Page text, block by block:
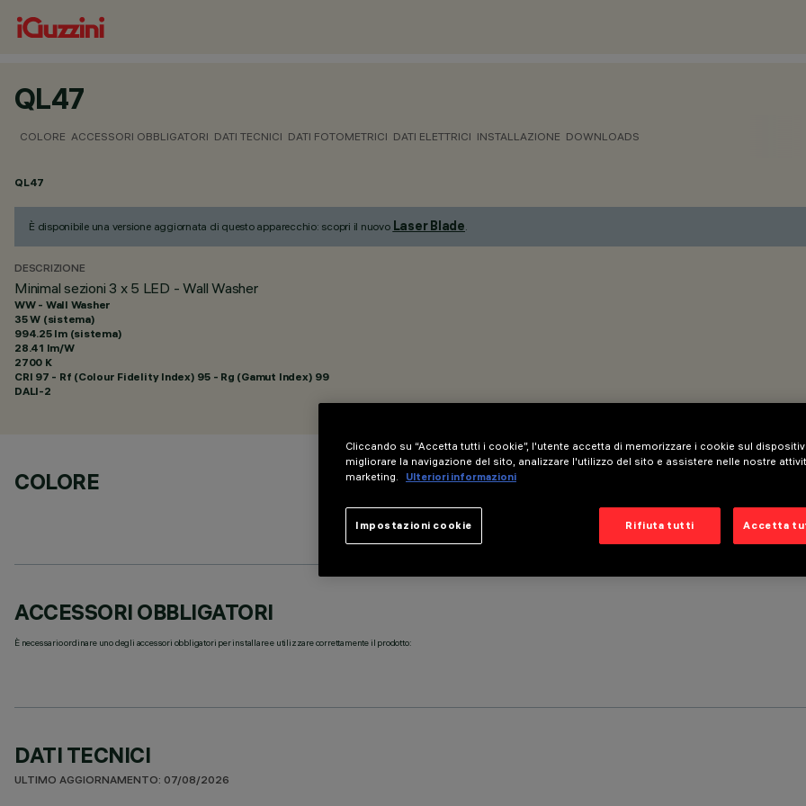
QL47
COLORE ACCESSORI OBBLIGATORI DATI TECNICI DATI FOTOMETRICI DATI ELETTRICI INSTALLAZIONE DOWNLOADS
QL47
È disponibile una versione aggiornata di questo apparecchio: scopri il nuovo Laser Blade.
DESCRIZIONE
Minimal sezioni 3 x 5 LED - Wall Washer
WW - Wall Washer
35 W (sistema)
994.25 lm (sistema)
28.41 lm/W
2700 K
CRI 97 - Rf (Colour Fidelity Index) 95 - Rg (Gamut Index) 99
DALI-2
COLORE
ACCESSORI OBBLIGATORI
È necessario ordinare uno degli accessori obbligatori per installare e utilizzare correttamente il prodotto:
DATI TECNICI
ULTIMO AGGIORNAMENTO: 07/08/2026
Cliccando su “Accetta tutti i cookie”, l'utente accetta di memorizzare i cookie sul
migliorare la navigazione del sito, analizzare l'utilizzo del sito e assistere nelle nostre
marketing.
Ulteriori informazioni
Rifiuta tutti Accetta
Impostazioni cookie